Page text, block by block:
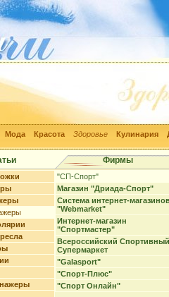
Мода Красота Здоровье Кулинария
Фирмы
"СП-Спорт"
Магазин "Дриада-Спорт"
Система интернет-
"Webmarket"
Интернет-магазин
"Спортмастер"
Всероссийский Спортивный
Супермаркет
"Galasport"
"Спорт-Плюс"
"Спорт Онлайн"